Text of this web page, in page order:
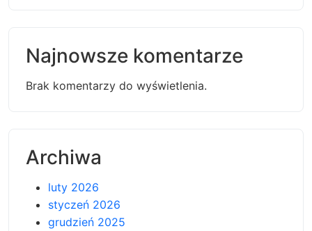
Najnowsze komentarze
Brak komentarzy do wyświetlenia.
Archiwa
luty 2026
styczeń 2026
grudzień 2025